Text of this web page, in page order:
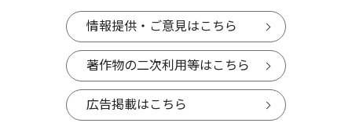
情報提供・ご意見はこちら
著作物の二次利用等はこちら
広告掲載はこちら